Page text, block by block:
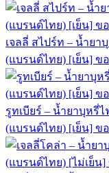
เจลลี่ สไปร์ท – น้ำยาบุ
(แบรนด์ไทย) [เย็น] ข
รูทเบียร์ – น้ำยาบุหรี่ไ
(แบรนด์ไทย) [เย็น] ข